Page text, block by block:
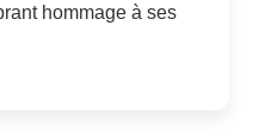
hommage à ses